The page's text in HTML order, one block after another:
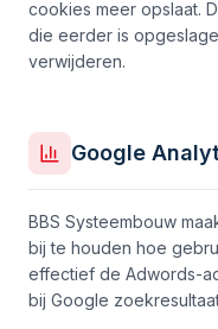
cookies meer opslaat.
die eerder is
verwijderen.
Google
BBS Systeembouw
bij te houden hoe
effectief de Adwords-
bij Google